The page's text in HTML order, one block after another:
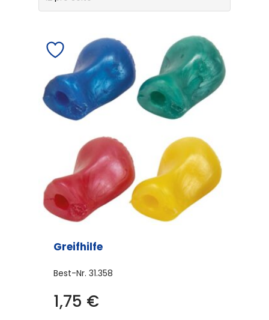
Greifhilfe
Best-Nr. 31.358
1,75 €